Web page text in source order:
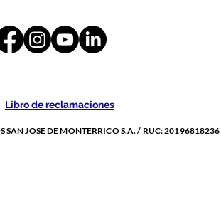
Libro de reclamaciones
SAN JOSE DE MONTERRICO S.A. / RUC: 20196818236